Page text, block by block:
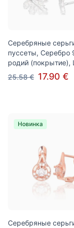
Серебряные
пуссеты, Серебро
родий (покрытие),
25.58 € 17.90 €
Новинка
Серебряные